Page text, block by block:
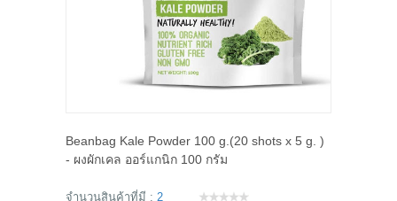
Beanbag Kale Powder 100 g.(20 shots x 5 g. )
- ผงผักเคล ออร์แกนิก 100 กรัม
จำนวนสินค้าที่มี : 2